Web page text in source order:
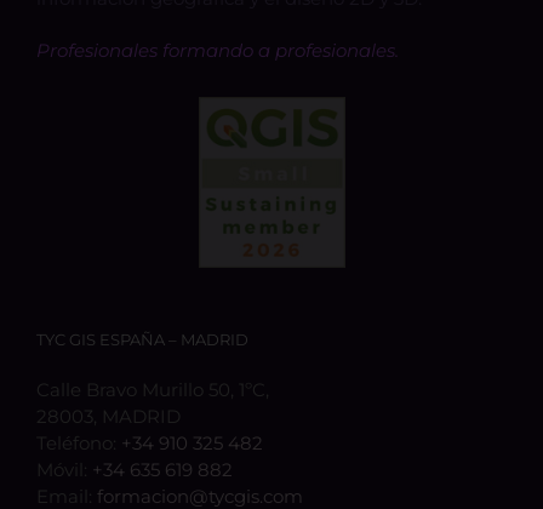
Profesionales formando a profesionales.
TYC GIS ESPAÑA – MADRID
Calle Bravo Murillo 50, 1ºC,
28003, MADRID
Teléfono: +34 910 325 482
Móvil: +34 635 619 882
Email: formacion@tycgis.com